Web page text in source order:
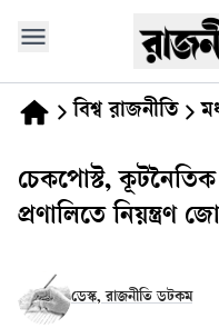
বিশ্ব রাজনীতি
চেকপোস্ট,
প্রণালিতে নিয়ন্ত্রণ
ডেস্ক, রাজনীতি ডটকম